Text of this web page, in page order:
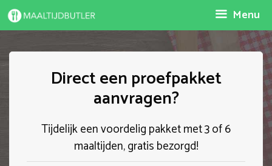
Spring
naar
Menu
Direct een proefpakket
aanvragen?
Tijdelijk een voordelig pakket met 3 of 6
maaltijden, gratis bezorgd!